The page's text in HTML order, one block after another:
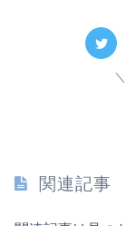
関連記事